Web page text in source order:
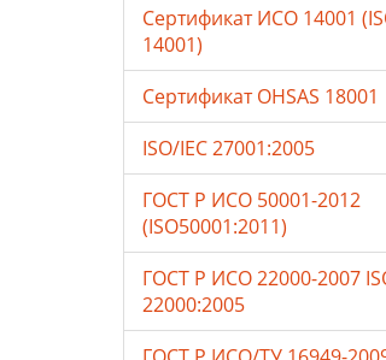
Сертификат ИСО 14001
14001)
Сертификат OHSAS 18001
ISO/IEC 27001:2005
ГОСТ Р ИСО 50001-2012
(ISO50001:2011)
ГОСТ Р ИСО 22000-2007
22000:2005